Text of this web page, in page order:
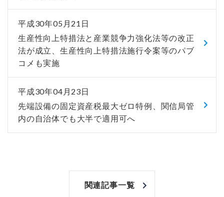
平成30年05月21日
生産性向上特措法と産業競争力強化法等の改正
法が成立、生産性向上特措法施行令案等のパブ
コメも実施
平成30年04月23日
先端設備の固定資産税最大ゼロ特例、関信局管
内の自治体でも大半で適用可へ
関連記事一覧